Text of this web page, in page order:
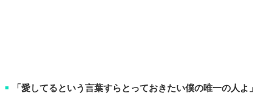
■ 「愛してるという言葉すらとっておきたい僕の唯一の人よ」